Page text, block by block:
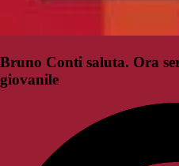
Bruno Conti saluta. Ora
giovanile